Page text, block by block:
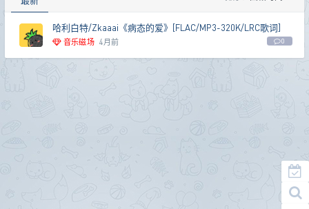
哈利白特/Zkaaai《病态的爱》[FLAC/MP3-320K/LRC歌词]
音乐磁场 4月前 0